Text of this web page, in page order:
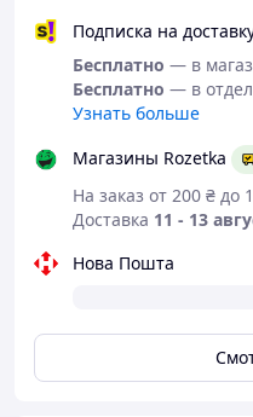
Подписка на
Бесплатно — в
Бесплатно — в
Узнать больше
Магазины Rozetka
На заказ от 200 ₴ до
Доставка 11 - 13
Нова Пошта